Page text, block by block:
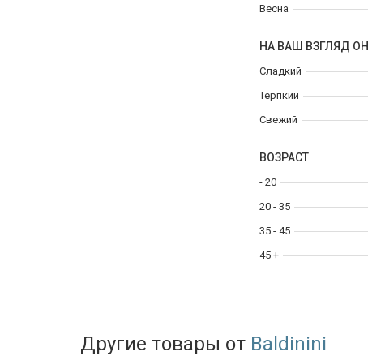
Весна
НА ВАШ ВЗГЛЯД ОН
Сладкий
Терпкий
Свежий
ВОЗРАСТ
- 20
20 - 35
35 - 45
45 +
Другие товары от Baldinini